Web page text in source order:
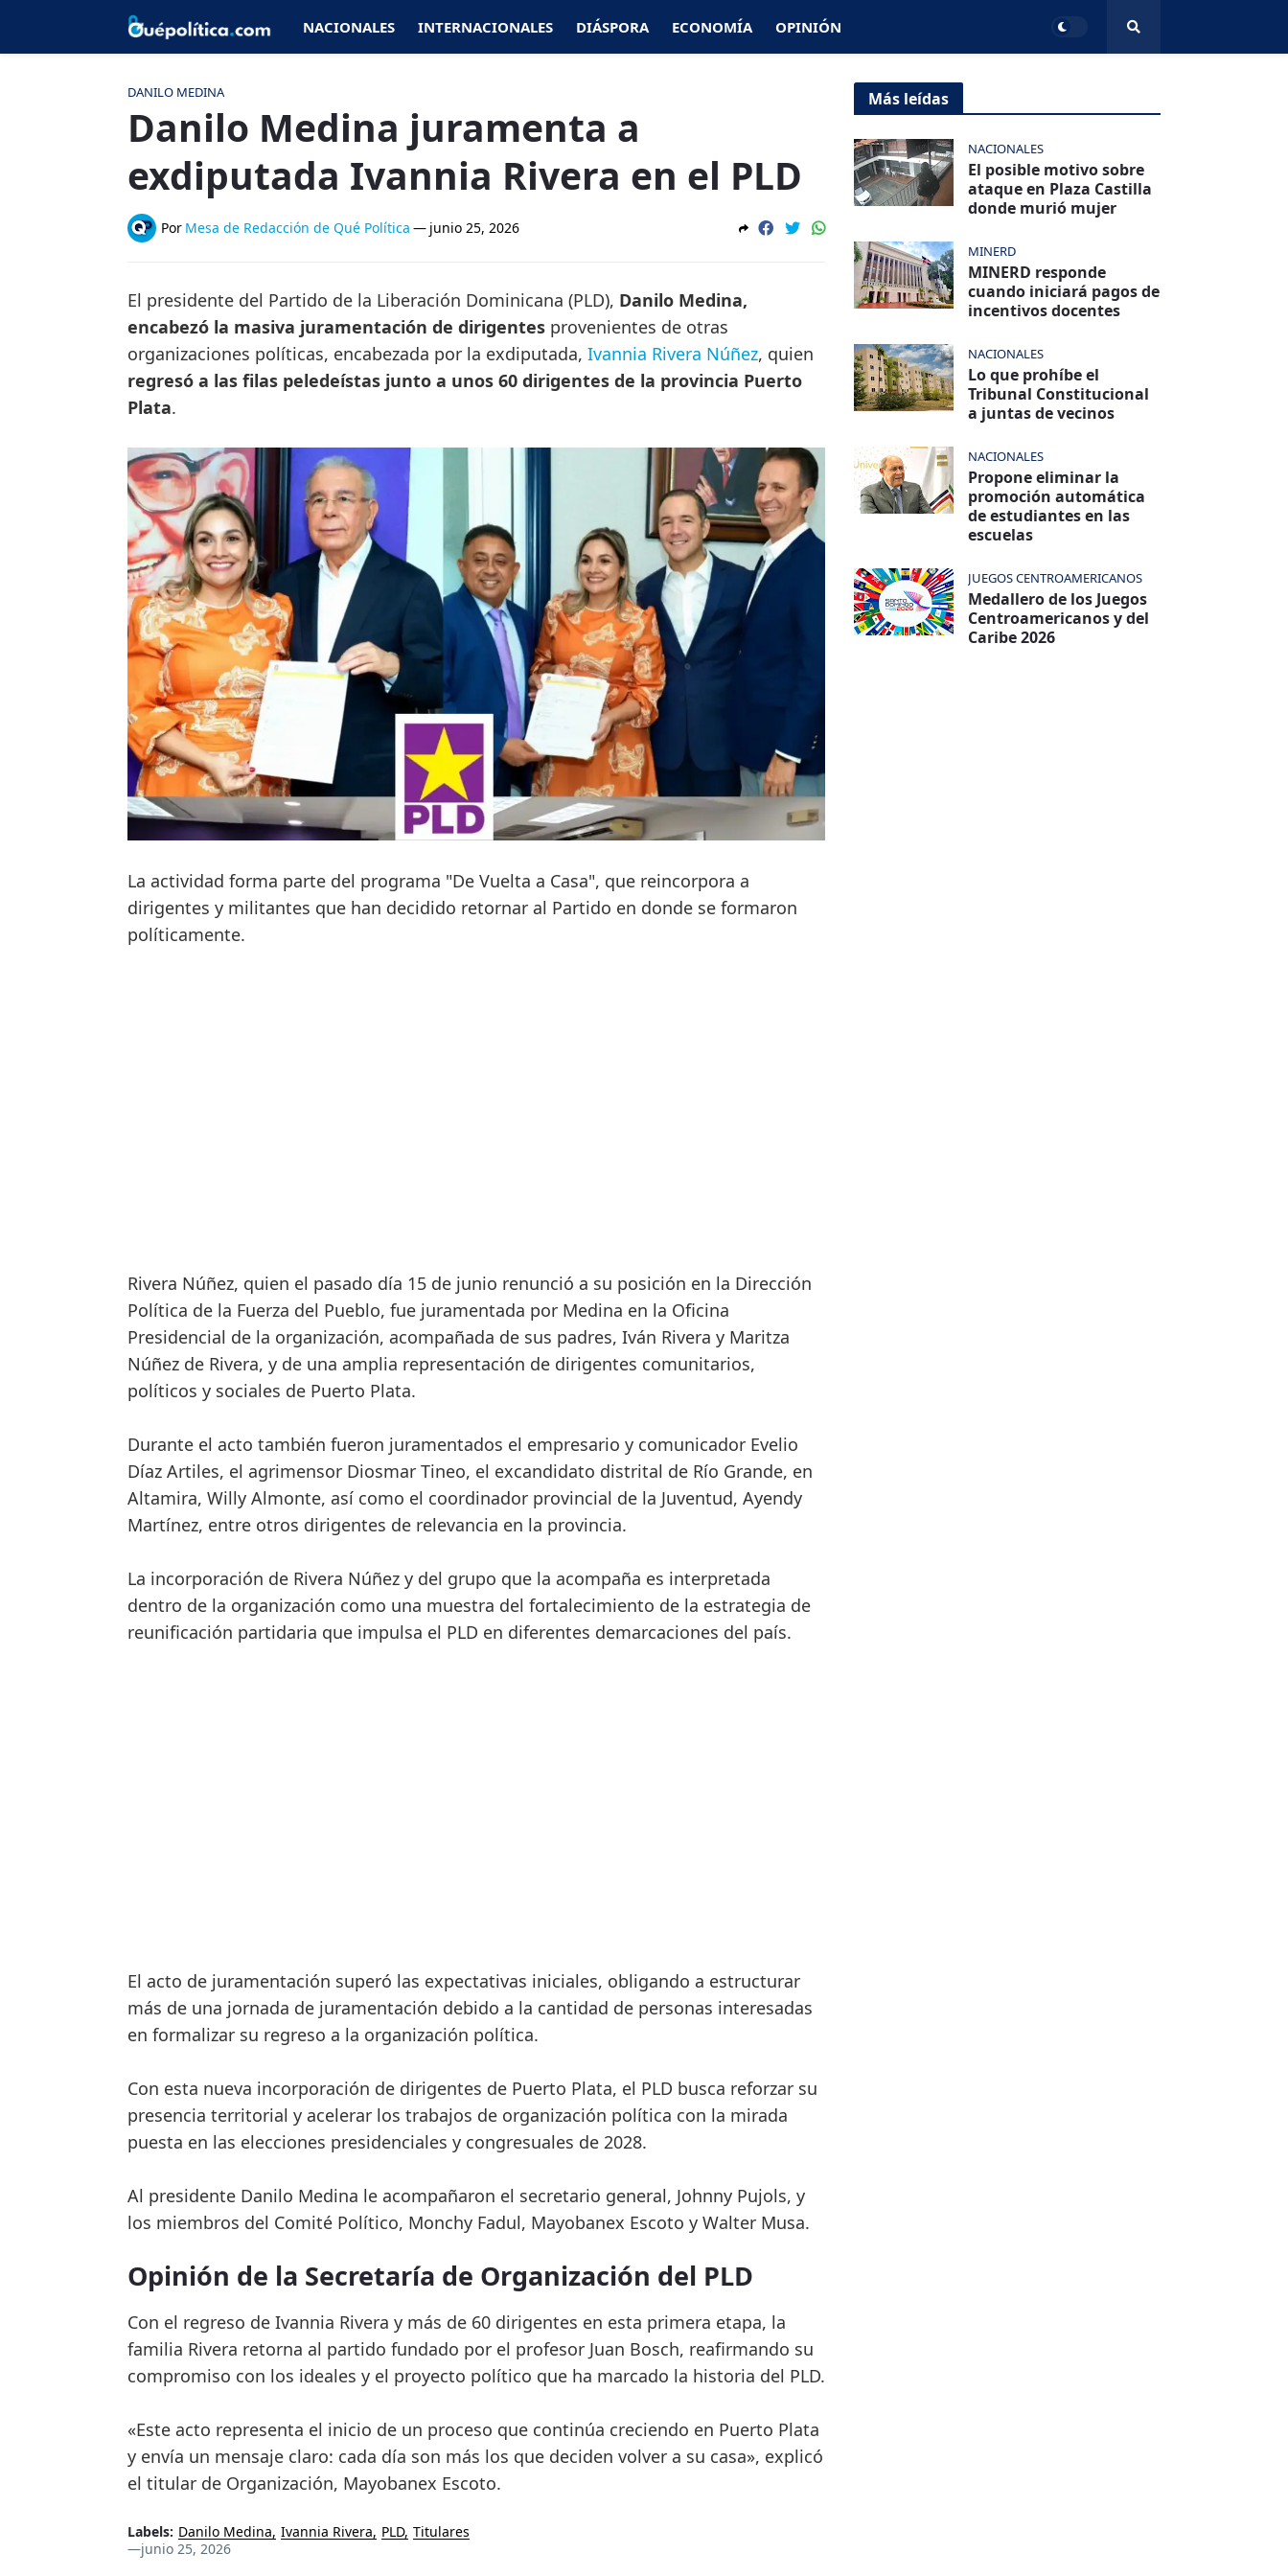
NACIONALES INTERNACIONALES DIÁSPORA ECONOMÍA OPINIÓN
DANILO MEDINA
Danilo Medina juramenta a
exdiputada Ivannia Rivera en el PLD
Por Mesa de Redacción de Qué Política — junio 25, 2026
El presidente del Partido de la Liberación Dominicana (PLD), Danilo Medina,
encabezó la masiva juramentación de dirigentes provenientes de otras
organizaciones políticas, encabezada por la exdiputada, Ivannia Rivera Núñez, quien
regresó a las filas peledeístas junto a unos 60 dirigentes de la provincia Puerto
Plata.
La actividad forma parte del programa "De Vuelta a Casa", que reincorpora a
dirigentes y militantes que han decidido retornar al Partido en donde se formaron
políticamente.
Rivera Núñez, quien el pasado día 15 de junio renunció a su posición en la Dirección
Política de la Fuerza del Pueblo, fue juramentada por Medina en la Oficina
Presidencial de la organización, acompañada de sus padres, Iván Rivera y Maritza
Núñez de Rivera, y de una amplia representación de dirigentes comunitarios,
políticos y sociales de Puerto Plata.
Durante el acto también fueron juramentados el empresario y comunicador Evelio
Díaz Artiles, el agrimensor Diosmar Tineo, el excandidato distrital de Río Grande, en
Altamira, Willy Almonte, así como el coordinador provincial de la Juventud, Ayendy
Martínez, entre otros dirigentes de relevancia en la provincia.
La incorporación de Rivera Núñez y del grupo que la acompaña es interpretada
dentro de la organización como una muestra del fortalecimiento de la estrategia de
reunificación partidaria que impulsa el PLD en diferentes demarcaciones del país.
El acto de juramentación superó las expectativas iniciales, obligando a estructurar
más de una jornada de juramentación debido a la cantidad de personas interesadas
en formalizar su regreso a la organización política.
Con esta nueva incorporación de dirigentes de Puerto Plata, el PLD busca reforzar su
presencia territorial y acelerar los trabajos de organización política con la mirada
puesta en las elecciones presidenciales y congresuales de 2028.
Al presidente Danilo Medina le acompañaron el secretario general, Johnny Pujols, y
los miembros del Comité Político, Monchy Fadul, Mayobanex Escoto y Walter Musa.
Opinión de la Secretaría de Organización del PLD
Con el regreso de Ivannia Rivera y más de 60 dirigentes en esta primera etapa, la
familia Rivera retorna al partido fundado por el profesor Juan Bosch, reafirmando su
compromiso con los ideales y el proyecto político que ha marcado la historia del PLD.
«Este acto representa el inicio de un proceso que continúa creciendo en Puerto Plata
y envía un mensaje claro: cada día son más los que deciden volver a su casa», explicó
el titular de Organización, Mayobanex Escoto.
Labels: Danilo Medina Ivannia Rivera PLD Titulares
—junio 25, 2026
Más leídas
NACIONALES
El posible motivo sobre
ataque en Plaza Castilla
donde murió mujer
MINERD
MINERD responde
cuando iniciará pagos de
incentivos docentes
NACIONALES
Lo que prohíbe el
Tribunal Constitucional
a juntas de vecinos
NACIONALES
Propone eliminar la
promoción automática
de estudiantes en las
escuelas
JUEGOS CENTROAMERICANOS
Medallero de los Juegos
Centroamericanos y del
Caribe 2026